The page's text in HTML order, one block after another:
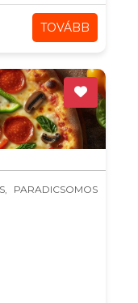
TOVÁBB
PARADICSOMOS